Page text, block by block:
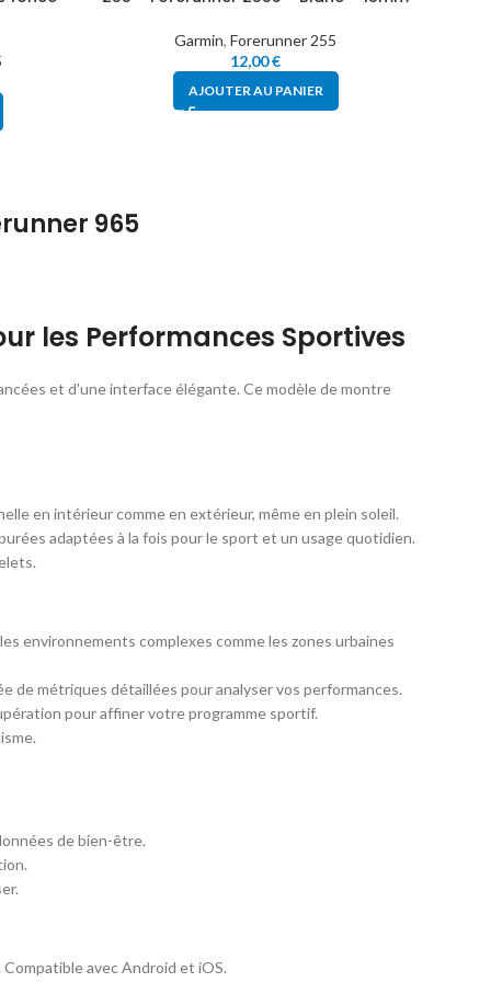
Garmin,Forerunner 255
12,00€
AJOUTER AU PANIER
965
les Performances Sportives
et d'une interface élégante. Ce modèle de montre
en intérieur comme en extérieur, même en plein soleil.
adaptées à la fois pour le sport et un usage quotidien.
environnements complexes comme les zones urbaines
de métriques détaillées pour analyser vos performances.
pour affiner votre programme sportif.
de bien-être.
avec Android et iOS.